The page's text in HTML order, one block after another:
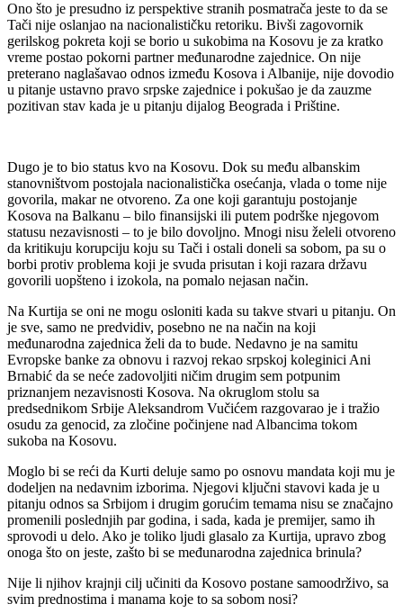
Ono što je presudno iz perspektive stranih posmatrača jeste to da se
Tači nije oslanjao na nacionalističku retoriku. Bivši zagovornik
gerilskog pokreta koji se borio u sukobima na Kosovu je za kratko
vreme postao pokorni partner međunarodne zajednice. On nije
preterano naglašavao odnos između Kosova i Albanije, nije dovodio
u pitanje ustavno pravo srpske zajednice i pokušao je da zauzme
pozitivan stav kada je u pitanju dijalog Beograda i Prištine.
Dugo je to bio status kvo na Kosovu. Dok su među albanskim
stanovništvom postojala nacionalistička osećanja, vlada o tome nije
govorila, makar ne otvoreno. Za one koji garantuju postojanje
Kosova na Balkanu – bilo finansijski ili putem podrške njegovom
statusu nezavisnosti – to je bilo dovoljno. Mnogi nisu želeli otvoreno
da kritikuju korupciju koju su Tači i ostali doneli sa sobom, pa su o
borbi protiv problema koji je svuda prisutan i koji razara državu
govorili uopšteno i izokola, na pomalo nejasan način.
Na Kurtija se oni ne mogu osloniti kada su takve stvari u pitanju. On
je sve, samo ne predvidiv, posebno ne na način na koji
međunarodna zajednica želi da to bude. Nedavno je na samitu
Evropske banke za obnovu i razvoj rekao srpskoj koleginici Ani
Brnabić da se neće zadovoljiti ničim drugim sem potpunim
priznanjem nezavisnosti Kosova. Na okruglom stolu sa
predsednikom Srbije Aleksandrom Vučićem razgovarao je i tražio
osudu za genocid, za zločine počinjene nad Albancima tokom
sukoba na Kosovu.
Moglo bi se reći da Kurti deluje samo po osnovu mandata koji mu je
dodeljen na nedavnim izborima. Njegovi ključni stavovi kada je u
pitanju odnos sa Srbijom i drugim gorućim temama nisu se značajno
promenili poslednjih par godina, i sada, kada je premijer, samo ih
sprovodi u delo. Ako je toliko ljudi glasalo za Kurtija, upravo zbog
onoga što on jeste, zašto bi se međunarodna zajednica brinula?
Nije li njihov krajnji cilj učiniti da Kosovo postane samoodrživo, sa
svim prednostima i manama koje to sa sobom nosi?